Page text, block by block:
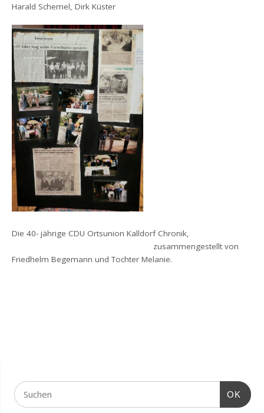
Harald Schemel, Dirk Küster
Die 40- jährige CDU Ortsunion Kalldorf Chronik,
zusammengestellt von
Friedhelm Begemann und Tochter Melanie.
OK